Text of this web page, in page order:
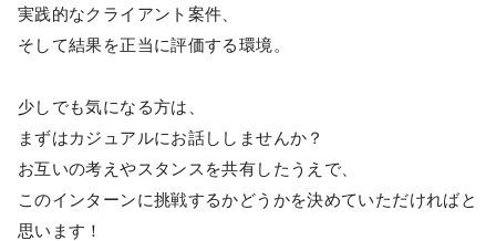
実践的なクライアント案件、
そして結果を正当に評価する環境。
少しでも気になる方は、
まずはカジュアルにお話ししませんか？
お互いの考えやスタンスを共有したうえで、
このインターンに挑戦するかどうかを決めていただければと
思います！